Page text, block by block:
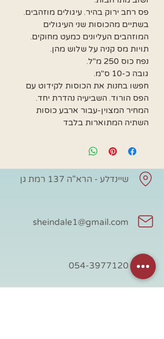
פס רחב ירוק בהיר. עיגולים מוזהבים.
בשתיים מהכוסות שני העיגולים
המוזהבים העליונים כמעט מחוקים.
תויות מס קניה על שלוש מהן.
נפח כוס 250 מ"ל.
גובה כ-10 ס"מ.
חפשו בחנות את הכוסות לקידוט עם
הפס הורוד. השביעיה נהדרת יחד.
המחיר המצוין-עבור ארבע כוסות
השתיה המתוארות בלבד
שיינדלע - הרא"ה 137 רמת גן
sheindale1@gmail.com
054-3977120